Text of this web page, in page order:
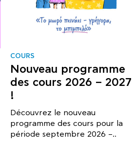
COURS
Nouveau programme
des cours 2026 – 2027
!
Découvrez le nouveau
programme des cours pour la
période septembre 2026 –..